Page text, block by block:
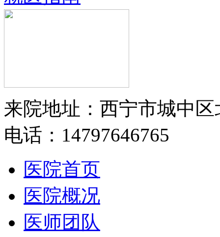
来院地址：西宁市城中区
电话：14797646765
医院首页
医院概况
医师团队